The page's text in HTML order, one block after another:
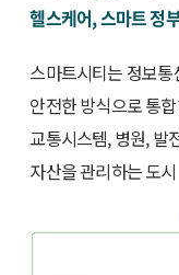
헬스케어, 스마트 정
스마트시티는 정보
안전한 방식으로 통
교통시스템, 병원, 발
자산을 관리하는 도시